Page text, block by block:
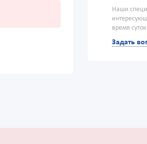
Наши
время
Задать